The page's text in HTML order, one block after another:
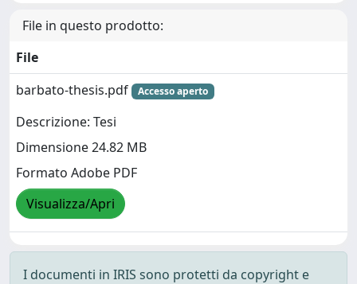
File in questo prodotto:
File
barbato-thesis.pdf
Accesso aperto
Descrizione: Tesi
Dimensione 24.82 MB
Formato Adobe PDF
Visualizza/Apri
I documenti in IRIS sono protetti da copyright e